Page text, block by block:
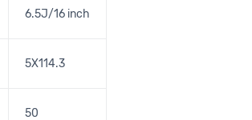
6.5J/16 inch
5X114.3
50